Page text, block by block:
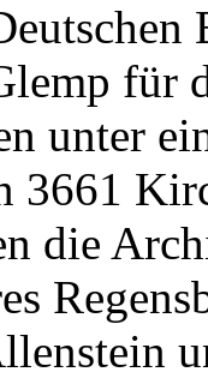
für
unter
3661
die